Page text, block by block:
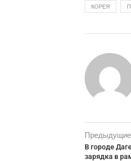
КОРЕЯ
Предыдущие
В городе
зарядка в